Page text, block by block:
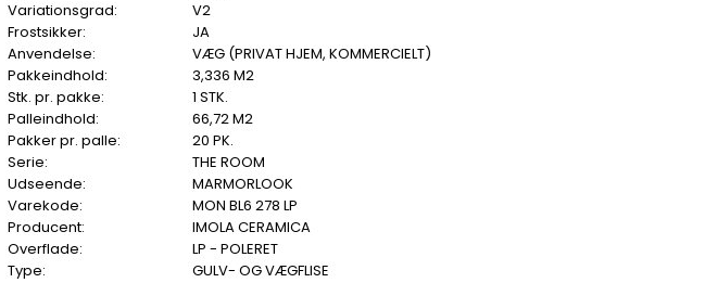
Variationsgrad:
V2
Frostsikker:
JA
Anvendelse:
VÆG (PRIVAT HJEM, KOMMERCIELT)
Pakkeindhold:
3,336 M2
Stk. pr. pakke:
1 STK.
Palleindhold:
66,72 M2
Pakker pr. palle:
20 PK.
Serie:
THE ROOM
Udseende:
MARMORLOOK
Varekode:
MON BL6 278 LP
Producent:
IMOLA CERAMICA
Overflade:
LP - POLERET
Type:
GULV- OG VÆGFLISE